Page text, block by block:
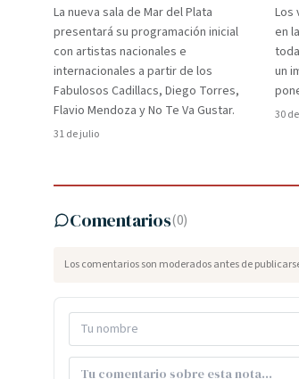
La nueva sala de Mar del Plata
presentará su programación inicial
con artistas nacionales e
internacionales a partir de los
Fabulosos Cadillacs, Diego Torres,
Flavio Mendoza y No Te Va Gustar.
31 de julio
Los
en
un
30
Comentarios(0)
Los comentarios son moderados antes de